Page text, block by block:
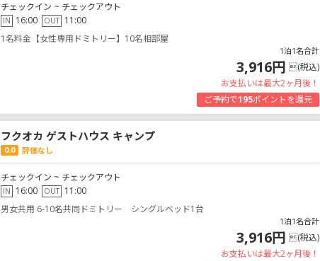
チェックイン ~ チェックアウト
IN 16:00 OUT 11:00
1名料金【女性専用ドミトリー】10名相部屋
1泊1名合計
3,916円 (税込)
お支払いは最大2ヶ月後！
ご予約で195ポイントを還元
フクオカ ゲストハウス キャンプ
0.0 評価なし
チェックイン ~ チェックアウト
IN 16:00 OUT 11:00
男女共用 6-10名共同ドミトリー シングルベッド1台
1泊1名合計
3,916円 (税込)
お支払いは最大2ヶ月後！